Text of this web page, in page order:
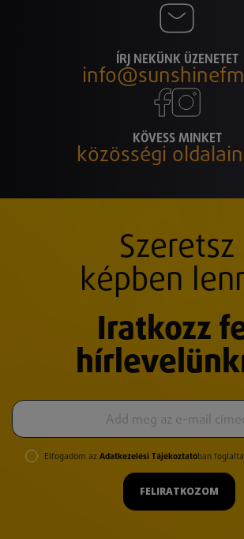
ÍRJ NEKÜNK ÜZENETET
KÖVESS MINKET
közösségi
Szeretsz
képben
Iratkozz
Elfogadom az Adatkezelési Tájékoztatóban
FELIRATKOZOM